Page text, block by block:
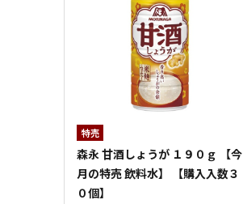
特売
森永 甘酒しょうが １９０ｇ 【今
月の特売 飲料水】 【購入入数３
０個】